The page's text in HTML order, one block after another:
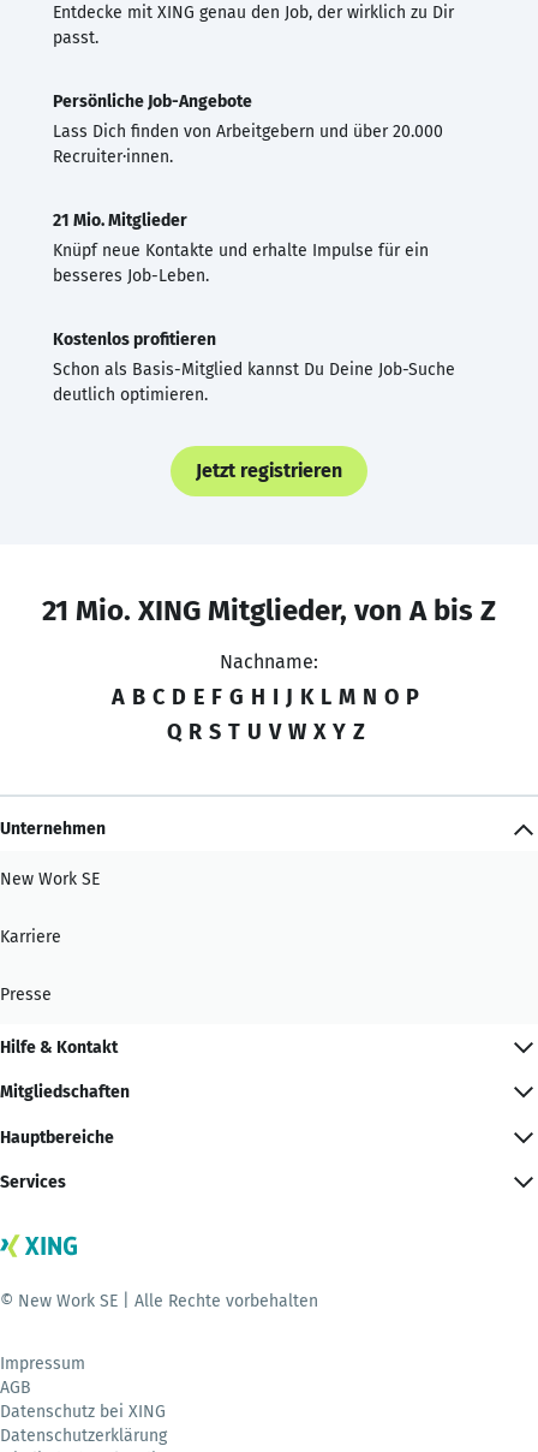
Entdecke mit XING genau den Job, der wirklich zu Dir
passt.
Persönliche Job-Angebote
Lass Dich finden von Arbeitgebern und über 20.000
Recruiter·innen.
21 Mio. Mitglieder
Knüpf neue Kontakte und erhalte Impulse für ein
besseres Job-Leben.
Kostenlos profitieren
Schon als Basis-Mitglied kannst Du Deine Job-Suche
deutlich optimieren.
Jetzt registrieren
21 Mio. XING Mitglieder, von A bis Z
Nachname:
A B C D E F G H I J K L M N O P
Q R S T U V W X Y Z
Unternehmen
New Work SE
Karriere
Presse
Hilfe & Kontakt
Mitgliedschaften
Hauptbereiche
Services
© New Work SE | Alle Rechte vorbehalten
Impressum
AGB
Datenschutz bei XING
Datenschutzerklärung